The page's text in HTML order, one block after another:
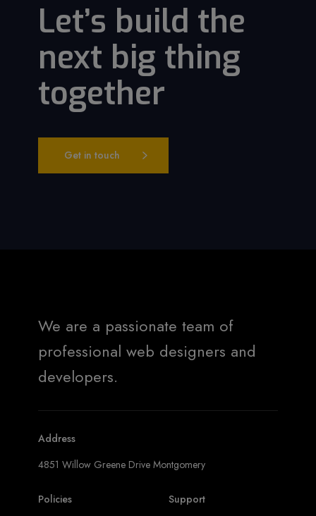
Let’s build the
next big thing
together
Get in touch
We are a passionate team of
professional web designers and
developers.
Address
4851 Willow Greene Drive Montgomery
Policies
Support